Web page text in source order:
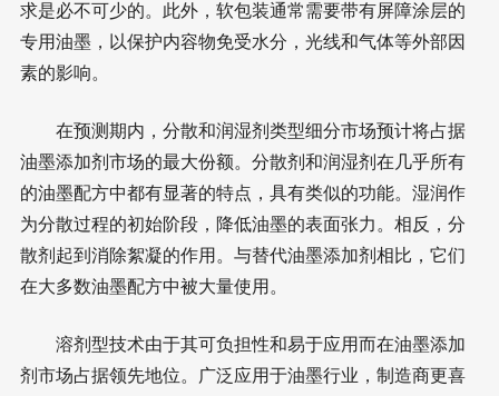
求是必不可少的。此外，软包装通常需要带有屏障涂层的
专用油墨，以保护内容物免受水分，光线和气体等外部因
素的影响。
在预测期内，分散和润湿剂类型细分市场预计将占据
油墨添加剂市场的最大份额。分散剂和润湿剂在几乎所有
的油墨配方中都有显著的特点，具有类似的功能。湿润作
为分散过程的初始阶段，降低油墨的表面张力。相反，分
散剂起到消除絮凝的作用。与替代油墨添加剂相比，它们
在大多数油墨配方中被大量使用。
溶剂型技术由于其可负担性和易于应用而在油墨添加
剂市场占据领先地位。广泛应用于油墨行业，制造商更喜